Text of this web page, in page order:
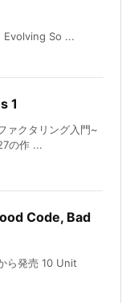
Evolving So ...
1
ァクタリング入門~
の作 ...
Code, Bad
ら発売 10 Unit